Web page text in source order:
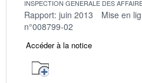
INSPECTION GENERALE DES
Rapport: juin 2013 Mise en
n°008799-02
Accéder à la notice